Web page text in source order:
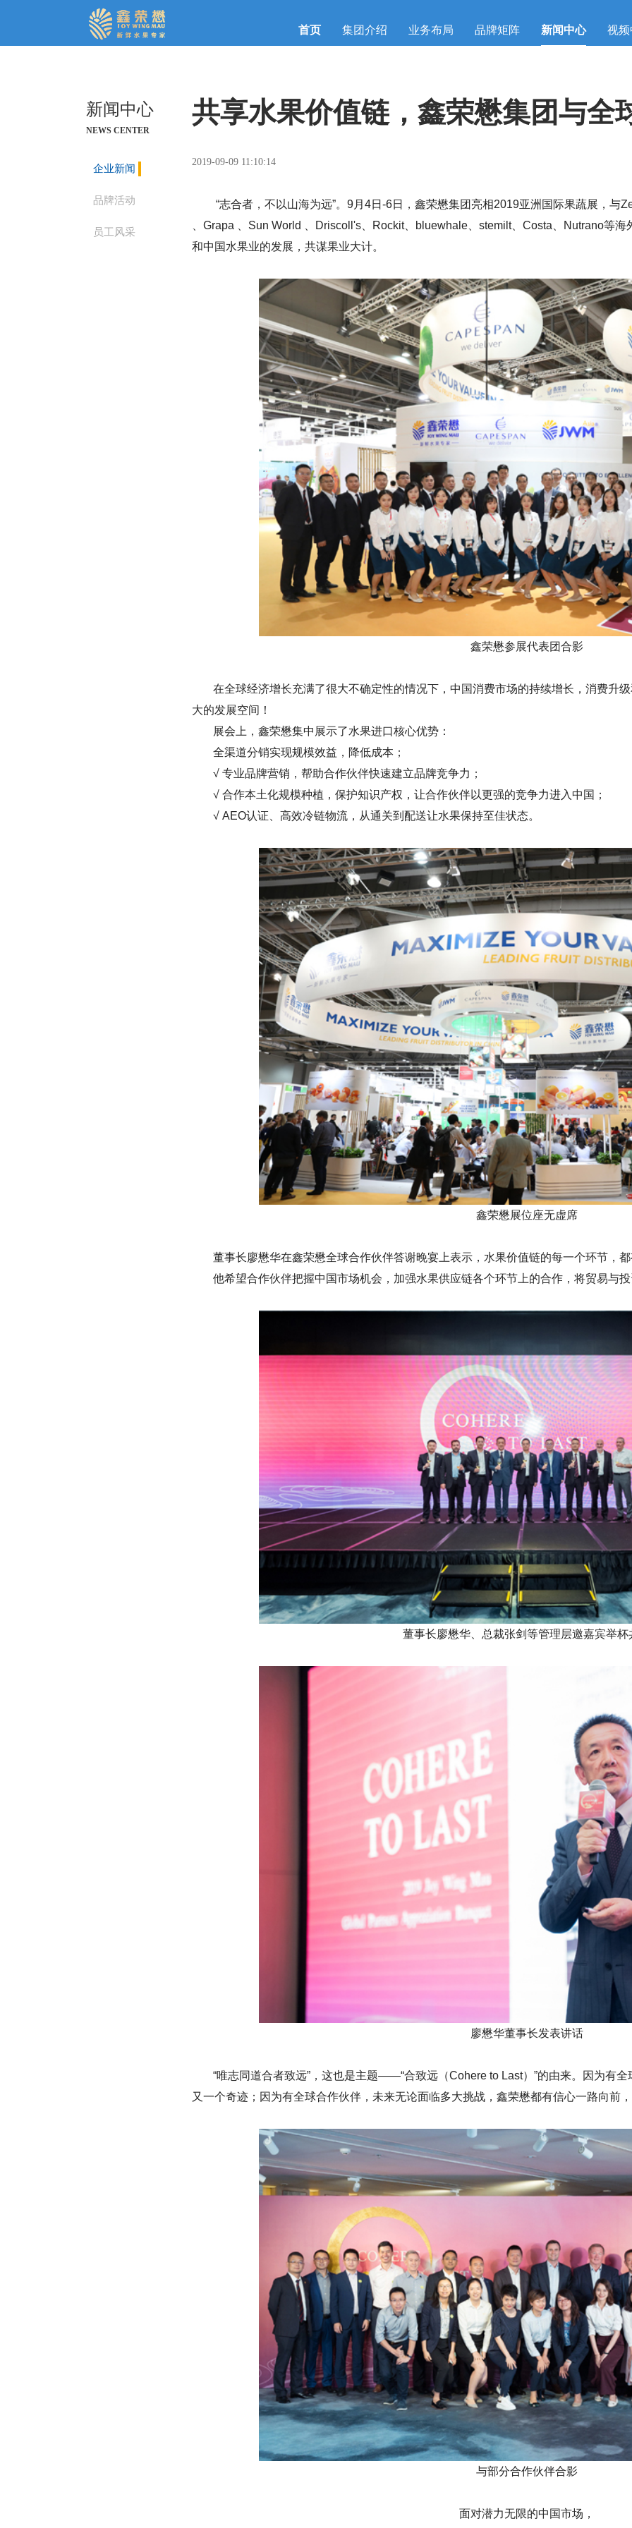
首页 集团介绍 业务布局 品牌矩阵 新闻中心 视
新闻中心
NEWS CENTER
企业新闻
品牌活动
员工风采
共享水果价值链，鑫荣懋集团与全
2019-09-09 11:10:14
“志合者，不以山海为远”。9月4日-6日，鑫荣懋集团亮相2019亚洲国际果蔬展，与
、Grapa 、Sun World 、Driscoll's、Rockit、bluewhale、stemilt、Costa、Nutrano等
和中国水果业的发展，共谋果业大计。
鑫荣懋参展代表团合影
在全球经济增长充满了很大不确定性的情况下，中国消费市场的持续增长，消费升
大的发展空间！
展会上，鑫荣懋集中展示了水果进口核心优势：
全渠道分销实现规模效益，降低成本；
√ 专业品牌营销，帮助合作伙伴快速建立品牌竞争力；
√ 合作本土化规模种植，保护知识产权，让合作伙伴以更强的竞争力进入中国；
√ AEO认证、高效冷链物流，从通关到配送让水果保持至佳状态。
鑫荣懋展位座无虚席
董事长廖懋华在鑫荣懋全球合作伙伴答谢晚宴上表示，水果价值链的每一个环节，
他希望合作伙伴把握中国市场机会，加强水果供应链各个环节上的合作，将贸易与
董事长廖懋华、总裁张剑等管理层邀嘉宾举杯
廖懋华董事长发表讲话
“唯志同道合者致远”，这也是主题——“合致远（Cohere to Last）”的由来。因为有
又一个奇迹；因为有全球合作伙伴，未来无论面临多大挑战，鑫荣懋都有信心一路向前
与部分合作伙伴合影
面对潜力无限的中国市场，